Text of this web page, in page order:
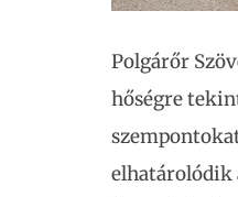
Polgárőr
hőségre
elhatárolódik